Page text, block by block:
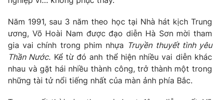
Năm 1991, sau 3 năm theo học tại Nhà hát kịch Trung
ương, Võ Hoài Nam được đạo diễn Hà Sơn mời tham
gia vai chính trong phim nhựa Truyền thuyết tình yêu
Thần Nước. Kể từ đó anh thể hiện nhiều vai diễn khác
nhau và gặt hái nhiều thành công, trở thành một trong
những tài tử nổi tiếng nhất của màn ảnh phía Bắc.